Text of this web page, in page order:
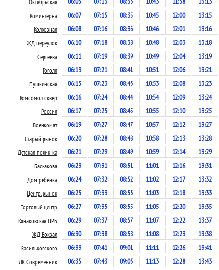
Октябрьская
Коминтерна 06:07 07:15 08:35 10:45 12:00 13:15
Колхозная 06:08 07:16 08:36 10:46 12:01 13:16
ЖД переулок 06:10 07:18 08:38 10:48 12:03 13:18
Сергеева 06:11 07:19 08:39 10:49 12:04 13:19
Гоголя 06:13 07:21 08:41 10:51 12:06 13:21
Пушкинская 06:15 07:23 08:43 10:53 12:08 13:23
Комсомол. сквер 06:16 07:24 08:44 10:54 12:09 13:24
Россия 06:17 07:25 08:45 10:55 12:10 13:25
Военкомат 06:19 07:27 08:47 10:57 12:12 13:27
Старый рынок 06:20 07:28 08:48 10:58 12:13 13:28
Детская полик-ка 06:21 07:29 08:49 10:59 12:14 13:29
Баскакова 06:23 07:31 08:51 11:01 12:16 13:31
Дом ребёнка 06:24 07:32 08:52 11:02 12:17 13:32
Центр. рынок 06:25 07:33 08:53 11:03 12:18 13:33
Торговый центр 06:27 07:35 08:55 11:05 12:20 13:35
Конаковская ЦРБ 06:29 07:37 08:57 11:07 12:22 13:37
ЖД Вокзал 06:30 07:38 08:58 11:08 12:23 13:38
Васильковского 06:33 07:41 09:01 11:11 12:26 13:41
ДК Современник 06:35 07:43 09:03 11:13 12:28 13:43